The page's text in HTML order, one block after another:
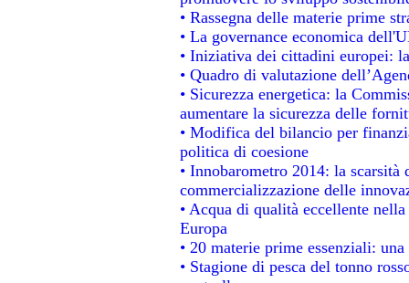
• Rassegna delle materie prime
• La governance economica
• Iniziativa dei cittadini europei:
• Quadro di valutazione
• Sicurezza energetica: la
aumentare la sicurezza delle
• Modifica del bilancio per
politica di coesione
• Innobarometro 2014: la
commercializzazione delle
• Acqua di qualità eccellente
Europa
• 20 materie prime essenziali:
• Stagione di pesca del tonno